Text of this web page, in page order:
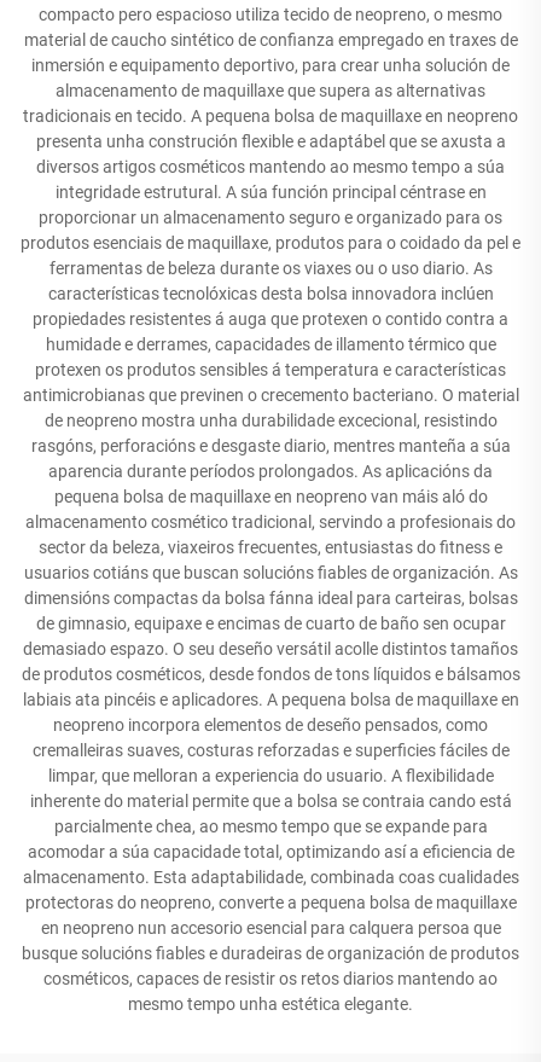
compacto pero espacioso utiliza tecido de neopreno, o mesmo
material de caucho sintético de confianza empregado en traxes de
inmersión e equipamento deportivo, para crear unha solución de
almacenamento de maquillaxe que supera as alternativas
tradicionais en tecido. A pequena bolsa de maquillaxe en neopreno
presenta unha construción flexible e adaptábel que se axusta a
diversos artigos cosméticos mantendo ao mesmo tempo a súa
integridade estrutural. A súa función principal céntrase en
proporcionar un almacenamento seguro e organizado para os
produtos esenciais de maquillaxe, produtos para o coidado da pel e
ferramentas de beleza durante os viaxes ou o uso diario. As
características tecnolóxicas desta bolsa innovadora inclúen
propiedades resistentes á auga que protexen o contido contra a
humidade e derrames, capacidades de illamento térmico que
protexen os produtos sensibles á temperatura e características
antimicrobianas que previnen o crecemento bacteriano. O material
de neopreno mostra unha durabilidade excecional, resistindo
rasgóns, perforacións e desgaste diario, mentres manteña a súa
aparencia durante períodos prolongados. As aplicacións da
pequena bolsa de maquillaxe en neopreno van máis aló do
almacenamento cosmético tradicional, servindo a profesionais do
sector da beleza, viaxeiros frecuentes, entusiastas do fitness e
usuarios cotiáns que buscan solucións fiables de organización. As
dimensións compactas da bolsa fánna ideal para carteiras, bolsas
de gimnasio, equipaxe e encimas de cuarto de baño sen ocupar
demasiado espazo. O seu deseño versátil acolle distintos tamaños
de produtos cosméticos, desde fondos de tons líquidos e bálsamos
labiais ata pincéis e aplicadores. A pequena bolsa de maquillaxe en
neopreno incorpora elementos de deseño pensados, como
cremalleiras suaves, costuras reforzadas e superficies fáciles de
limpar, que melloran a experiencia do usuario. A flexibilidade
inherente do material permite que a bolsa se contraia cando está
parcialmente chea, ao mesmo tempo que se expande para
acomodar a súa capacidade total, optimizando así a eficiencia de
almacenamento. Esta adaptabilidade, combinada coas cualidades
protectoras do neopreno, converte a pequena bolsa de maquillaxe
en neopreno nun accesorio esencial para calquera persoa que
busque solucións fiables e duradeiras de organización de produtos
cosméticos, capaces de resistir os retos diarios mantendo ao
mesmo tempo unha estética elegante.